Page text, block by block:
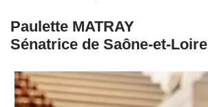
Paulette MATRAY
Sénatrice de Saône-et-Loire